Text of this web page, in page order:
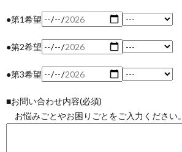
●第1希望
●第2希望
●第3希望
■お問い合わせ内容(必須)
お悩みごとやお困りごとをご入力ください。